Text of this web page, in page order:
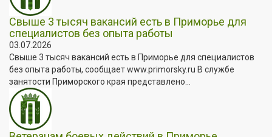
Свыше 3 тысяч вакансий есть в Приморье для
специалистов без опыта работы
03.07.2026
Свыше 3 тысяч вакансий есть в Приморье для специалистов
без опыта работы, сообщает www.primorsky.ru В службе
занятости Приморского края представлено...